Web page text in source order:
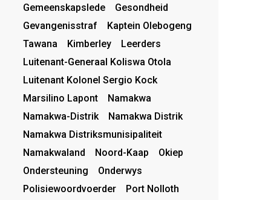
Gemeenskapslede
Gesondheid
Gevangenisstraf
Kaptein Olebogeng
Tawana
Kimberley
Leerders
Luitenant-Generaal Koliswa Otola
Luitenant Kolonel Sergio Kock
Marsilino Lapont
Namakwa
Namakwa-Distrik
Namakwa Distrik
Namakwa Distriksmunisipaliteit
Namakwaland
Noord-Kaap
Okiep
Ondersteuning
Onderwys
Polisiewoordvoerder
Port Nolloth